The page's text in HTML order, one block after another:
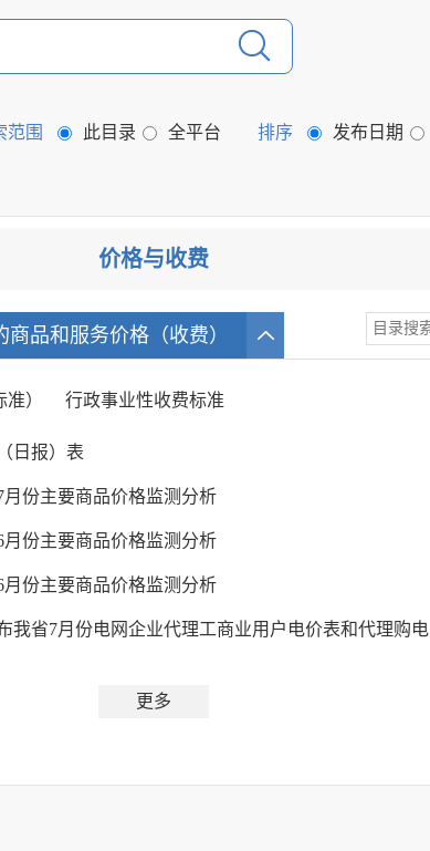
范围 此目录 全平台 排序 发布日期
价格与收费
品和服务价格（收费）
） 行政事业性收费标准
日报）表
月份主要商品价格监测分析
月份主要商品价格监测分析
月份主要商品价格监测分析
我省7月份电网企业代理工商业用户电价表和代理购电
更多